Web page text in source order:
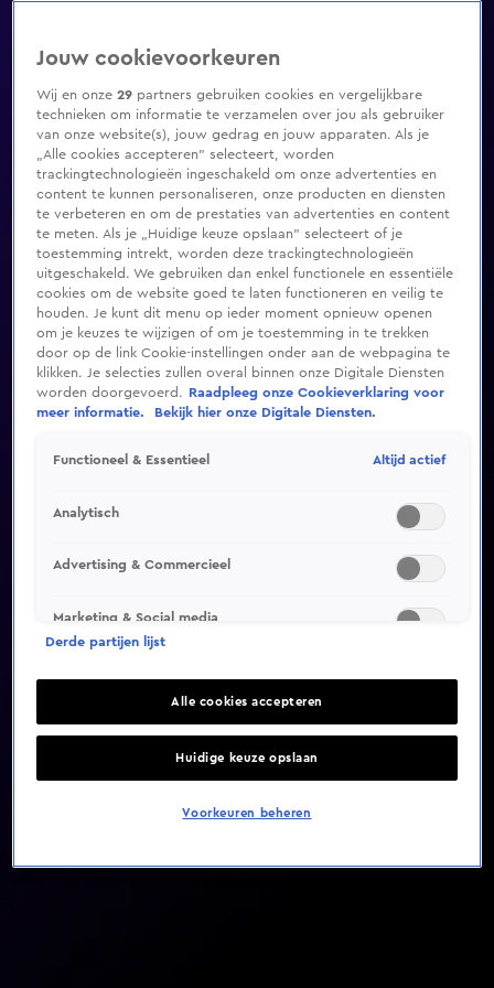
Video helaas niet gevonden
Jouw cookievoorkeuren
Wij en onze29 partners gebruiken cookies en vergelijkbare
technieken om informatie te verzamelen over jou als gebruiker
van onze website(s), jouw gedrag en jouw apparaten. Als je
„Alle cookies accepteren” selecteert, worden
trackingtechnologieën ingeschakeld om onze advertenties en
content te kunnen personaliseren, onze producten en diensten
te verbeteren en om de prestaties van advertenties en content
te meten. Als je „Huidige keuze opslaan” selecteert of je
toestemming intrekt, worden deze trackingtechnologieën
uitgeschakeld. We gebruiken dan enkel functionele en essentiële
cookies om de website goed te laten functioneren en veilig te
houden. Je kunt dit menu op ieder moment opnieuw openen
om je keuzes te wijzigen of om je toestemming in te trekken
door op de link Cookie-instellingen onder aan de webpagina te
klikken. Je selecties zullen overal binnen onze Digitale Diensten
worden doorgevoerd.
Raadpleeg onze Cookieverklaring voor
meer informatie.
Bekijk hier onze Digitale Diensten.
Functioneel & Essentieel Altijd actief
Analytisch
Advertising & Commercieel
Marketing & Social media
Derde partijen lijst
Alle cookies accepteren
Huidige keuze opslaan
Voorkeuren beheren